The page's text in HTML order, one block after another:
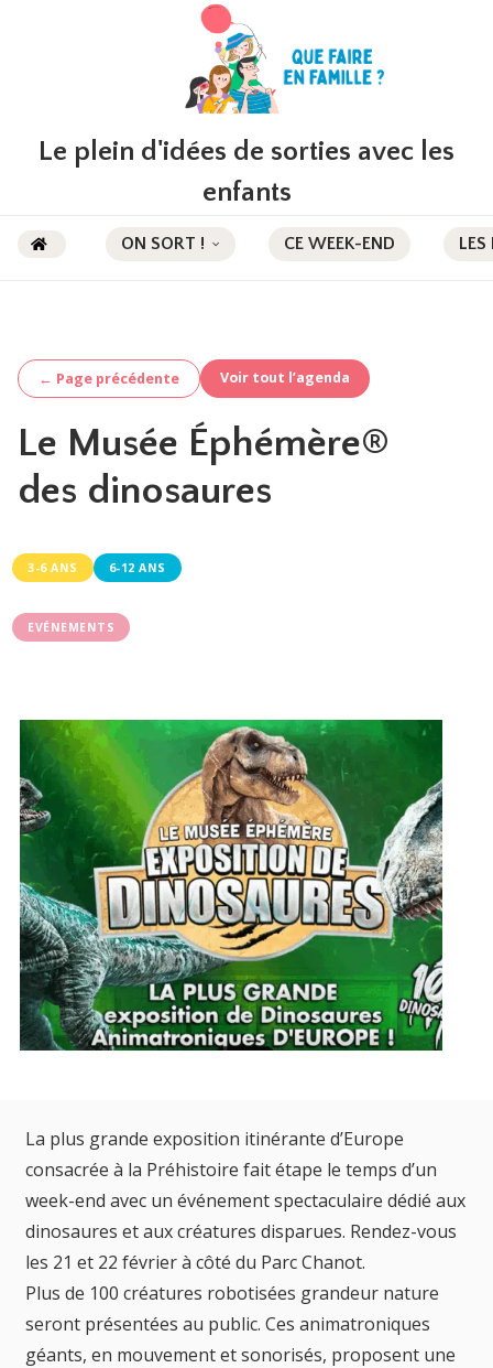
Le plein d'idées de sorties avec les
enfants
ON SORT ! CE WEEK-END LES
← Page précédente Voir tout l’agenda
Le Musée Éphémère®
des dinosaures
3-6 ANS 6-12 ANS
EVÉNEMENTS
La plus grande exposition itinérante d’Europe
consacrée à la Préhistoire fait étape le temps d’un
week-end avec un événement spectaculaire dédié aux
dinosaures et aux créatures disparues. Rendez-vous
les 21 et 22 février à côté du Parc Chanot.
Plus de 100 créatures robotisées grandeur nature
seront présentées au public. Ces animatroniques
géants, en mouvement et sonorisés, proposent une